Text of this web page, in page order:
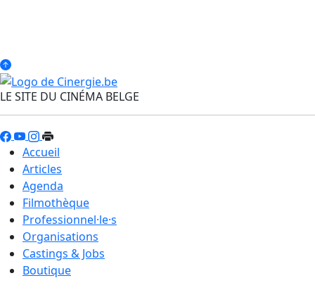
LE SITE DU CINÉMA BELGE
Accueil
Articles
Agenda
Filmothèque
Professionnel·le·s
Organisations
Castings & Jobs
Boutique